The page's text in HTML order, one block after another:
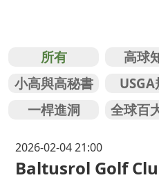
所有 高球
小高與高秘書
一桿進洞
全球百
2026-02-04 21:00
Baltusrol Golf